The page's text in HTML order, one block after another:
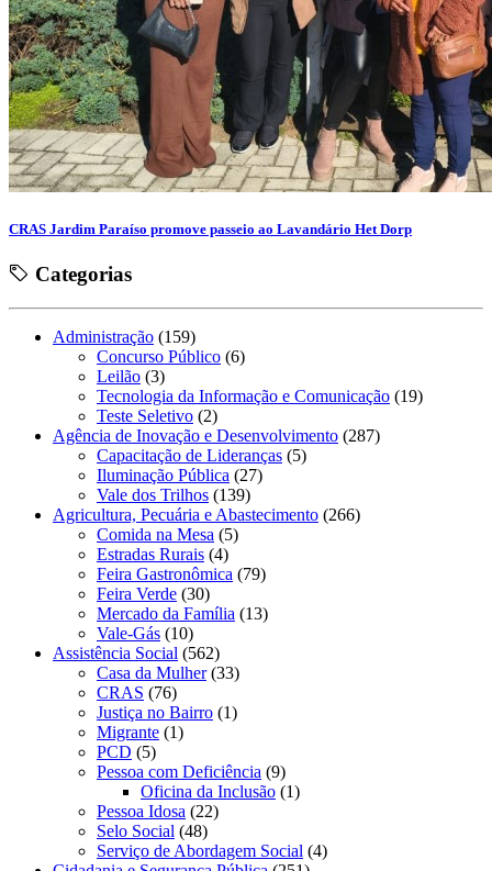
CRAS Jardim Paraíso promove passeio ao Lavandário Het Dorp
Categorias
Administração (159)
Concurso Público (6)
Leilão (3)
Tecnologia da Informação e Comunicação (19)
Teste Seletivo (2)
Agência de Inovação e Desenvolvimento (287)
Capacitação de Lideranças (5)
Iluminação Pública (27)
Vale dos Trilhos (139)
Agricultura, Pecuária e Abastecimento (266)
Comida na Mesa (5)
Estradas Rurais (4)
Feira Gastronômica (79)
Feira Verde (30)
Mercado da Família (13)
Vale-Gás (10)
Assistência Social (562)
Casa da Mulher(33)
CRAS (76)
Justiça no Bairro (1)
Migrante (1)
PCD (5)
Pessoa com Deficiência (9)
Oficina da Inclusão (1)
Pessoa Idosa (22)
Selo Social (48)
Serviço de Abordagem Social (4)